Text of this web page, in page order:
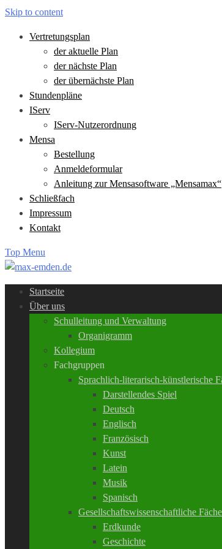
Skip to content
Vertretungsplan
der aktuelle Plan
der nächste Plan
der übernächste Plan
Stundenpläne
IServ
IServ-Nutzerordnung
Mensa
Bestellung
Anmeldeformular
Anleitung zur Mensasoftware „Mensamax“
Schließfach
Impressum
Kontakt
Top Menu
Startseite
Über uns
Schulleitung und Verwaltung
Organigramm
Kollegium
Fachgruppen
Sprachlich-literarisch-künstlerische
Darstellendes Spiel
Deutsch
Englisch
Französisch
Kunst
Latein
Musik
Spanisch
Gesellschaftswissenschaftliche
Erdkunde
Geschichte